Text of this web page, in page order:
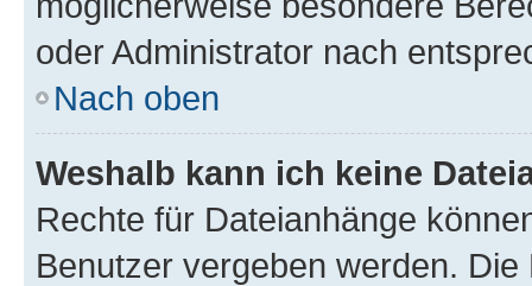
oder Administrator nach
Nach oben
Weshalb kann ich keine
Rechte für Dateianhänge
Benutzer vergeben werden.